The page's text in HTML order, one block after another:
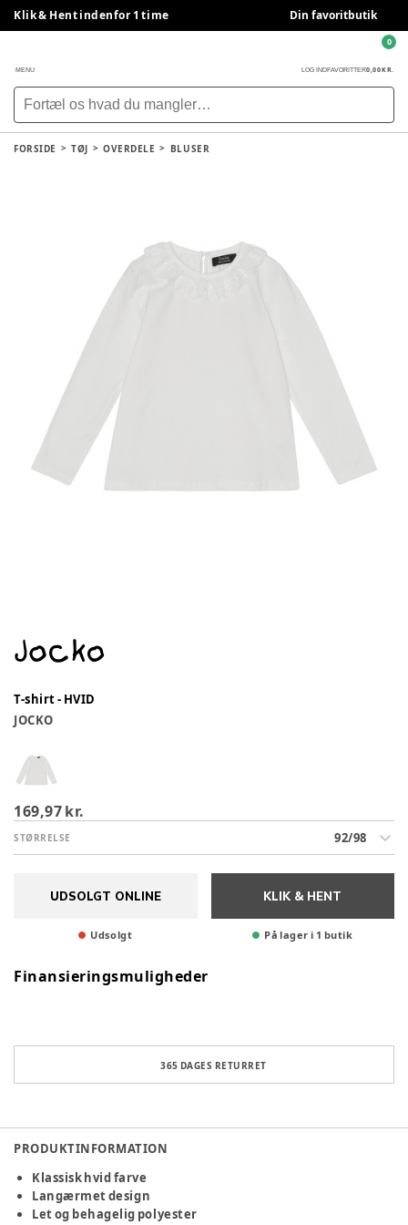
Klik & Hent indenfor 1 time Din favoritbutik
MENU LOG INDFAVORITTER0,00 KR.
0
FORSIDE TØJ OVERDELE BLUSER
T-shirt - HVID
JOCKO
169,97 kr.
STØRRELSE 92/98
UDSOLGT ONLINE
Udsolgt
KLIK & HENT
På lager i 1 butik
Finansieringsmuligheder
365 DAGES RETURRET
PRODUKTINFORMATION
Klassisk hvid farve
Langærmet design
Let og behagelig polyester